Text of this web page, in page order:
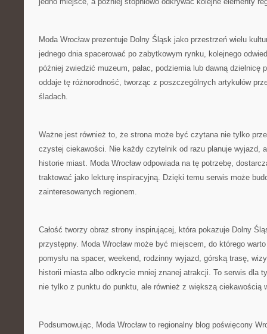
Moda Wrocław prezentuje Dolny Śląsk jako przestrzeń wielu
jednego dnia spacerować po zabytkowym rynku, kolejnego
później zwiedzić muzeum, pałac, podziemia lub dawną dzielnicę
oddaje tę różnorodność, tworząc z poszczególnych artykułów
śladach.
Ważne jest również to, że strona może być czytana nie tylko
czystej ciekawości. Nie każdy czytelnik od razu planuje wyjazd,
historie miast. Moda Wrocław odpowiada na tę potrzebę,
traktować jako lekturę inspiracyjną. Dzięki temu serwis może
zainteresowanych regionem.
Całość tworzy obraz strony inspirującej, która pokazuje Dolny
przystępny. Moda Wrocław może być miejscem, do którego
pomysłu na spacer, weekend, rodzinny wyjazd, górską trasę,
historii miasta albo odkrycie mniej znanej atrakcji. To serwis dla
nie tylko z punktu do punktu, ale również z większą ciekawością
Podsumowując, Moda Wrocław to regionalny blog poświęcony